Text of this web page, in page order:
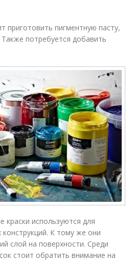
приготовить пигментную пасту,
потребуется добавить
краски используются для
К тому же они
слой на поверхности. Среди
стоит обратить внимание на